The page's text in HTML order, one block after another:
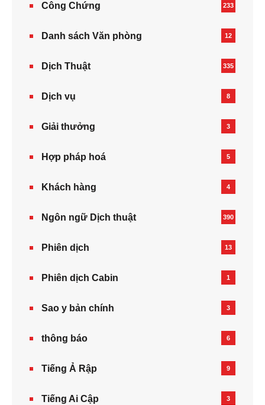
Công Chứng 233
Danh sách Văn phòng 12
Dịch Thuật 335
Dịch vụ 8
Giải thưởng 3
Hợp pháp hoá 5
Khách hàng 4
Ngôn ngữ Dịch thuật 390
Phiên dịch 13
Phiên dịch Cabin 1
Sao y bản chính 3
thông báo 6
Tiếng Ả Rập 9
Tiếng Ai Cập 3